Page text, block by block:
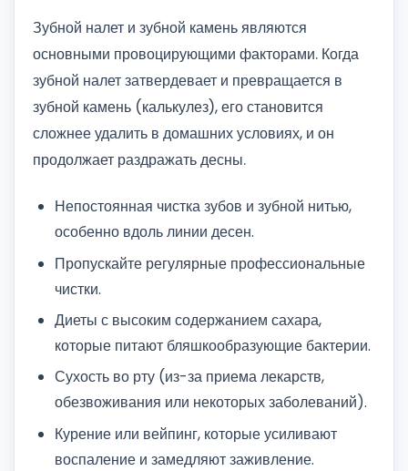
Зубной налет и зубной камень являются
основными провоцирующими факторами. Когда
зубной налет затвердевает и превращается в
зубной камень (калькулез), его становится
сложнее удалить в домашних условиях, и он
продолжает раздражать десны.
Непостоянная чистка зубов и зубной нитью,
особенно вдоль линии десен.
Пропускайте регулярные профессиональные
чистки.
Диеты с высоким содержанием сахара,
которые питают бляшкообразующие бактерии.
Сухость во рту (из-за приема лекарств,
обезвоживания или некоторых заболеваний).
Курение или вейпинг, которые усиливают
воспаление и замедляют заживление.